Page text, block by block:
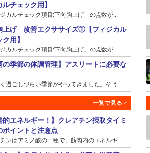
ルチェック用】
ジカルチェック項目:下向胸上げ」の点数が...
上げ 改善エクササイズ①【フィジカル
用】
ジカルチェック項目:下向胸上げ」の点数が...
の季節の体調管理】アスリートに必要な
過ごしづらい季節がやってきました。そう...
的エネルギー！】クレアチン摂取タイミ
ポイントと注意点
ンはアミノ酸の一種で、筋肉内のエネルギ...